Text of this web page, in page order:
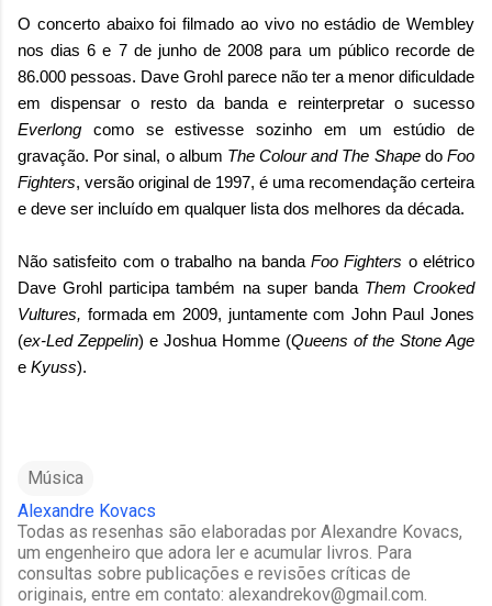
O concerto abaixo foi filmado ao vivo no estádio de Wembley
nos dias 6 e 7 de junho de 2008 para um público recorde de
86.000 pessoas. Dave Grohl parece não ter a menor dificuldade
em dispensar o resto da banda e reinterpretar o sucesso
Everlong como se estivesse sozinho em um estúdio de
gravação. Por sinal, o album The Colour and The ShapedoFoo
Fighters, versão original de 1997, é uma recomendação certeira
e deve ser incluído em qualquer lista dos melhores da década.
Não satisfeito com o trabalho na bandaFoo Fighters o elétrico
Dave Grohl participa também na super banda Them Crooked
Vultures, formada em 2009, juntamente com John Paul Jones
(ex-Led Zeppelin) e Joshua Homme (Queens of the Stone Age
e Kyuss).
Música
Alexandre Kovacs
Todas as resenhas são elaboradas por Alexandre Kovacs,
um engenheiro que adora ler e acumular livros. Para
consultas sobre publicações e revisões críticas de
originais, entre em contato: alexandrekov@gmail.com.